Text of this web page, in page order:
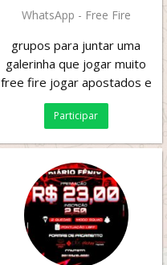
WhatsApp - Free Fire
grupos para juntar uma
galerinha que jogar muito
free fire jogar apostados e
crescer no cenario
Participar